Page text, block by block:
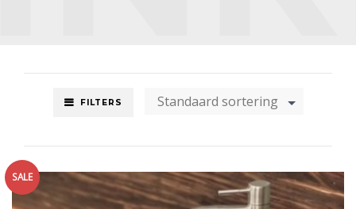
FILTERS Standaard sortering
SALE